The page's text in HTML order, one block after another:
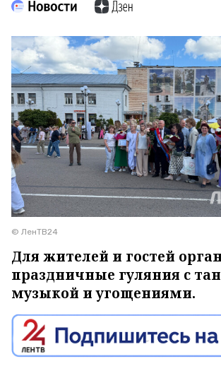
© ЛенТВ24
Для жителей и гостей
праздничные гуляния с
музыкой и угощениями.